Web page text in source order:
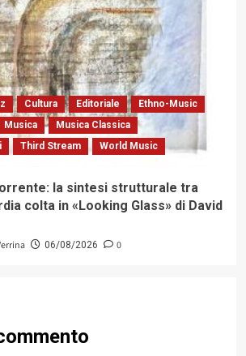
Cultura Editoriale
Ethno-Music
Musica
Musica Classica
Third Stream World Music
la sintesi strutturale tra
colta in «Looking Glass» di David
06/08/2026 0